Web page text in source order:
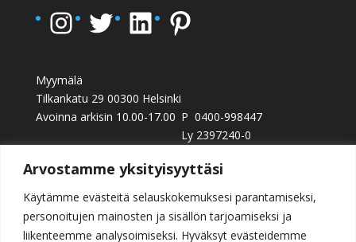
Arvostamme yksityisyyttäsi
Käytämme evästeitä selauskokemuksesi parantamiseksi,
personoitujen mainosten ja sisällön tarjoamiseksi ja
liikenteemme analysoimiseksi. Hyväksyt evästeidemme
Instagram Twitter LinkedIn Pinterest
Myymälä
Tilkankatu 29 00300 Helsinki
Avoinna arkisin 10.00-17.00 P 0400-998447
Ly 2397240-0